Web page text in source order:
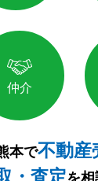
仲介
本で不動産
・査定